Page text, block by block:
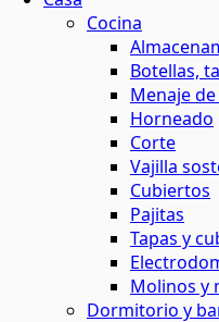
Cocina
Botellas,
Menaje
Horneado
Corte
Vajilla
Cubiertos
Pajitas
Tapas y
Molinos y
Dormitorio y